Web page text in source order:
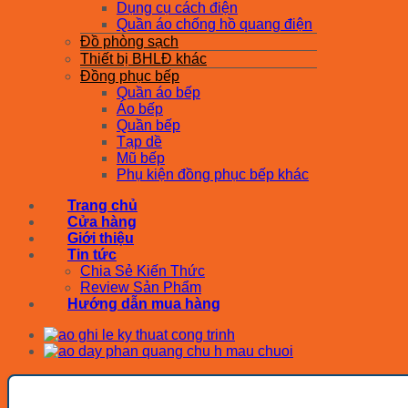
Dụng cụ cách điện
Quần áo chống hồ quang điện
Đồ phòng sạch
Thiết bị BHLĐ khác
Đồng phục bếp
Quần áo bếp
Áo bếp
Quần bếp
Tạp dề
Mũ bếp
Phụ kiện đồng phục bếp khác
Trang chủ
Cửa hàng
Giới thiệu
Tin tức
Chia Sẻ Kiến Thức
Review Sản Phẩm
Hướng dẫn mua hàng